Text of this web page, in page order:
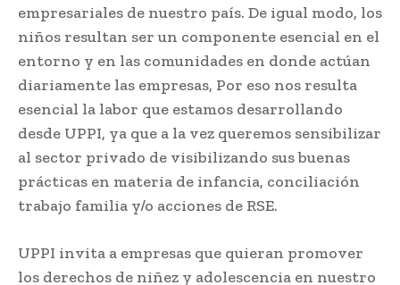
empresariales de nuestro país. De igual modo, los
niños resultan ser un componente esencial en el
entorno y en las comunidades en donde actúan
diariamente las empresas, Por eso nos resulta
esencial la labor que estamos desarrollando
desde UPPI, ya que a la vez queremos sensibilizar
al sector privado de visibilizando sus buenas
prácticas en materia de infancia, conciliación
trabajo familia y/o acciones de RSE.
UPPI invita a empresas que quieran promover
los derechos de niñez y adolescencia en nuestro